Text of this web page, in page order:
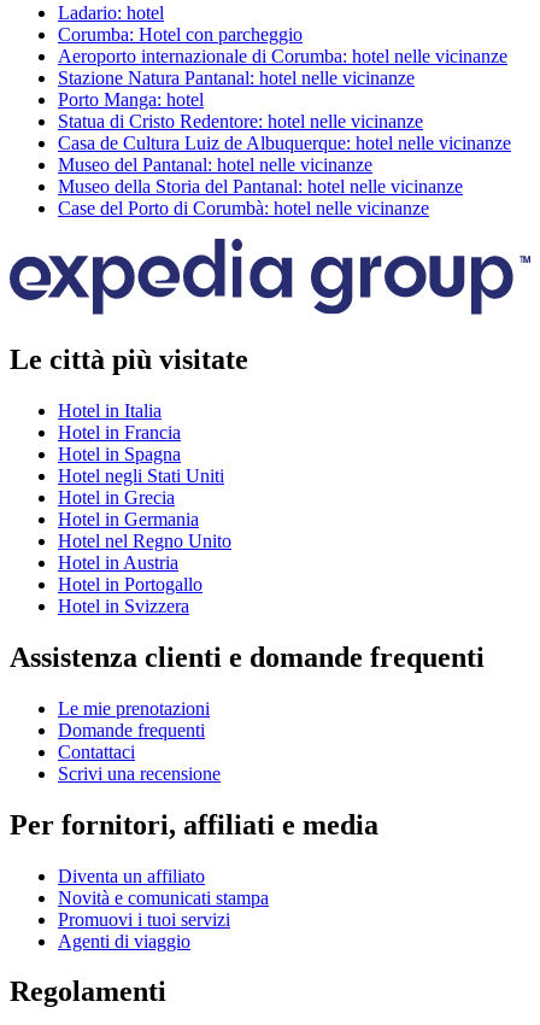
Ladario: hotel
Corumba: Hotel con parcheggio
Aeroporto internazionale di Corumba: hotel nelle vicinanze
Stazione Natura Pantanal: hotel nelle vicinanze
Porto Manga: hotel
Statua di Cristo Redentore: hotel nelle vicinanze
Casa de Cultura Luiz de Albuquerque: hotel nelle vicinanze
Museo del Pantanal: hotel nelle vicinanze
Museo della Storia del Pantanal: hotel nelle vicinanze
Case del Porto di Corumbà: hotel nelle vicinanze
Le città più visitate
Hotel in Italia
Hotel in Francia
Hotel in Spagna
Hotel negli Stati Uniti
Hotel in Grecia
Hotel in Germania
Hotel nel Regno Unito
Hotel in Austria
Hotel in Portogallo
Hotel in Svizzera
Assistenza clienti e domande frequenti
Le mie prenotazioni
Domande frequenti
Contattaci
Scrivi una recensione
Per fornitori, affiliati e media
Diventa un affiliato
Novità e comunicati stampa
Promuovi i tuoi servizi
Agenti di viaggio
Regolamenti